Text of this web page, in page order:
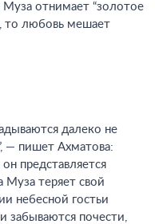
отнимает “золотое
то любовь мешает
далеко не
— пишет Ахматова:
представляется
Муза теряет свой
небесной гостьи
забываются почести,